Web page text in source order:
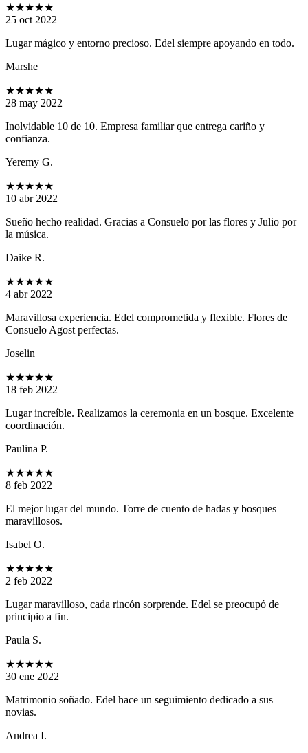
★★★★★
25 oct 2022
Lugar mágico y entorno precioso. Edel siempre apoyando en todo.
Marshe
★★★★★
28 may 2022
Inolvidable 10 de 10. Empresa familiar que entrega cariño y
confianza.
Yeremy G.
★★★★★
10 abr 2022
Sueño hecho realidad. Gracias a Consuelo por las flores y Julio por
la música.
Daike R.
★★★★★
4 abr 2022
Maravillosa experiencia. Edel comprometida y flexible. Flores de
Consuelo Agost perfectas.
Joselin
★★★★★
18 feb 2022
Lugar increíble. Realizamos la ceremonia en un bosque. Excelente
coordinación.
Paulina P.
★★★★★
8 feb 2022
El mejor lugar del mundo. Torre de cuento de hadas y bosques
maravillosos.
Isabel O.
★★★★★
2 feb 2022
Lugar maravilloso, cada rincón sorprende. Edel se preocupó de
principio a fin.
Paula S.
★★★★★
30 ene 2022
Matrimonio soñado. Edel hace un seguimiento dedicado a sus
novias.
Andrea I.